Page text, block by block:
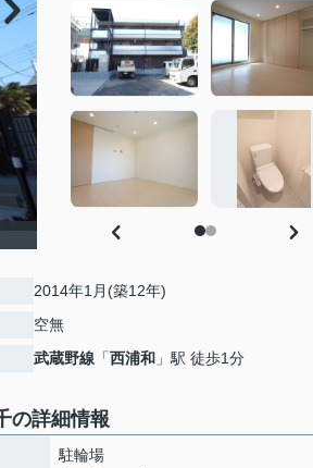
2014年1月(築12年)
空無
武蔵野線 「西浦和 」駅 徒歩1分
の詳細情報
駐輪場